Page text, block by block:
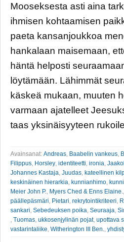
Mooseksesta asti aina
ihmisen kohtaamisen
paeta kansanjoukkoa
hankalaan maisemaan,
häntä helposti
löytämään. Lähimmät
käskeä mukaan, muuten
varmaan ajatelleet
taas yksinäisyyteen
Avainsanat: Andreas, Baabelin vankeus,
Filippus, Horsley, identiteetti, ironia,
Johannes Kastaja, Juudas, kateellinen
keskinäinen hierarkia, kunnianhimo,
Meier John P., Myers Ched & Enns Elaine.,
päällepäsmäri, Pietari, rekrytointikriteeri,
sankari, Sebedeuksen poika, Seuraaja,
, Tuomas, ukkosenjylinän pojat, upottava
vastarintaliike, Witherington III Ben.,